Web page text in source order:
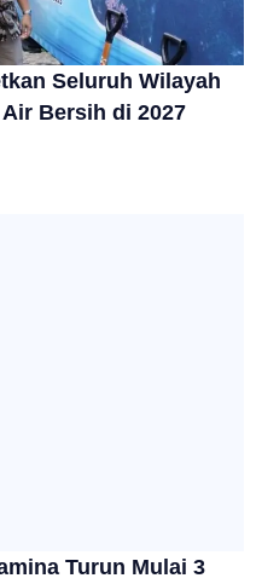
Seluruh Wilayah
Bersih di 2027
Turun Mulai 3